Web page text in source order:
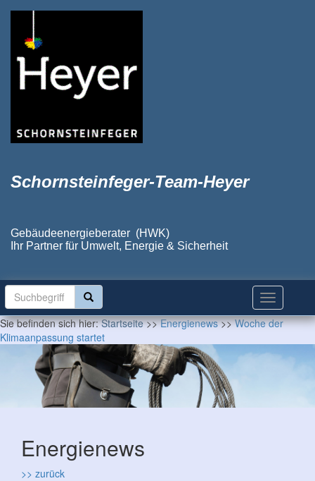
Schornsteinfeger-Team-Heyer
Gebäudeenergieberater (HWK)
Ihr Partner für Umwelt, Energie & Sicherheit
Sie befinden sich hier:Startseite>>Energienews>>Woche der
Klimaanpassung startet
Energienews
>> zurück